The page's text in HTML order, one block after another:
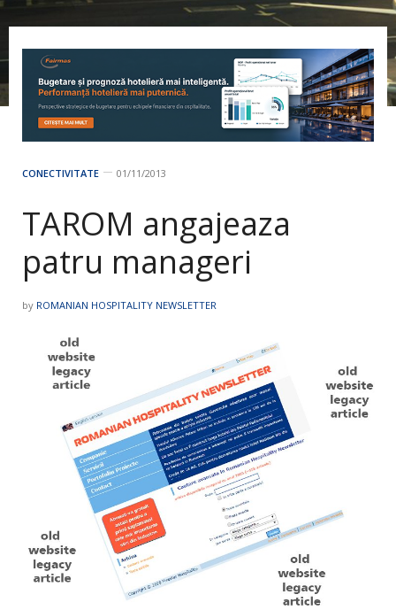
CONECTIVITATE 01/11/2013
TAROM angajeaza
patru manageri
by ROMANIAN HOSPITALITY NEWSLETTER